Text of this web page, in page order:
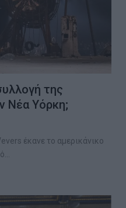
της
Νέα Υόρκη;
έκανε το αμερικάνικο